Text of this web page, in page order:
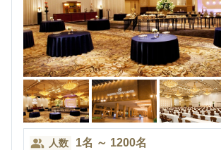
人数 1名 ～ 1200名